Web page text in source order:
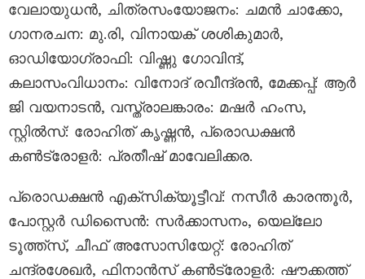
വേലായുധൻ, ചിത്രസംയോജനം: ചമൻ ചാക്കോ,
ഗാനരചന: മു.രി, വിനായക് ശശികുമാർ,
ഓഡിയോഗ്രാഫി: വിഷ്ണു ഗോവിന്ദ്,
കലാസംവിധാനം: വിനോദ് രവീന്ദ്രൻ, മേക്കപ്പ്: ആർ
ജി വയനാടൻ, വസ്ത്രാലങ്കാരം: മഷർ ഹംസ,
സ്റ്റിൽസ്: രോഹിത് കൃഷ്ണൻ, പ്രൊഡക്ഷൻ
കൺട്രോളർ: പ്രതീഷ് മാവേലിക്കര.
പ്രൊഡക്ഷൻ എക്‌സിക്യൂട്ടീവ്: നസീർ കാരന്തൂർ,
പോസ്റ്റർ ഡിസൈൻ: സര്‍ക്കാസനം, യെല്ലോ
ടൂത്ത്സ്, ചീഫ് അസോസിയേറ്റ്: രോഹിത്
ചന്ദ്രശേഖർ, ഫിനാൻസ് കൺട്രോളർ: ഷൗക്കത്ത്